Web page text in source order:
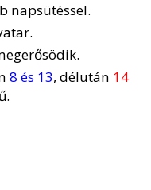
napsütéssel.
8 és 13, délután 14